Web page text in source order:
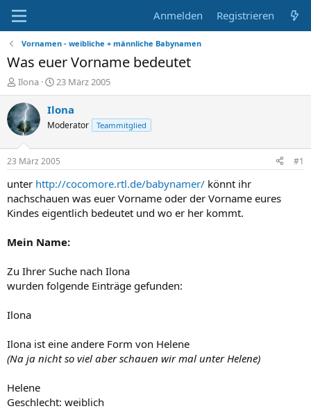
Anmelden Registrieren
Vornamen - weibliche + männliche Babynamen
Was euer Vorname bedeutet
E
r
s
t
e
e
r
Ilona
E
r
s
e
l
t
a
23 März 2005
Ilona
Moderator Teammitglied
23 März 2005 #1
unter http://cocomore.rtl.de/babynamer/ könnt ihr
nachschauen was euer Vorname oder der Vorname eures
Kindes eigentlich bedeutet und wo er her kommt.
Mein Name:
Zu Ihrer Suche nach Ilona
wurden folgende Einträge gefunden:
Ilona
Ilona ist eine andere Form von Helene
(Na ja nicht so viel aber schauen wir mal unter Helene)
Helene
Geschlecht: weiblich